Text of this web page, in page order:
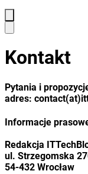
Kontakt
Pytania i
adres:
Informacje
Redakcja
ul. Strzegomska
54-432 Wrocław